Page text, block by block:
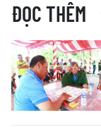
ĐỌC THÊM